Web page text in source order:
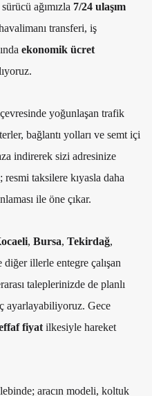
ağımızla 7/24 ulaşım
transferi, iş
ekonomik ücret
çevresinde yoğunlaşan trafik
bağlantı yolları ve semt içi
indirerek sizi adresinize
taksilere kıyasla daha
ile öne çıkar.
, Bursa, Tekirdağ,
diğer illerle entegre çalışan
taleplerinizde de planlı
ayarlayabiliyoruz. Gece
fiyat ilkesiyle hareket
aracın modeli, koltuk